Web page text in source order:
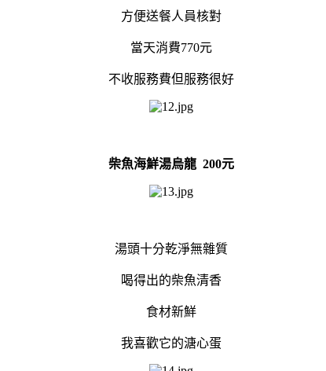
方便送餐人員核對
當天消費770元
不收服務費但服務很好
柴魚海鮮湯烏龍 200元
湯頭十分乾淨無雜質
喝得出的柴魚清香
食材新鮮
我喜歡它的溏心蛋